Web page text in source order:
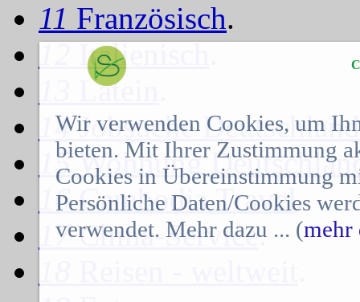
11 Französisch.
Italienisch
Latein
14Jobsuche Deutschland
15Wohnung
16Cambodia Travel.
17China-Service.
Wir verwenden Cookies, um
bieten. Mit Ihrer Zustimmung
Cookies in Übereinstimmung
Persönliche Daten/Cookies
verwendet. Mehr dazu ... (mehr